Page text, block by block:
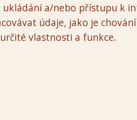
a/nebo přístupu k
údaje, jako je
vlastnosti a funkce.